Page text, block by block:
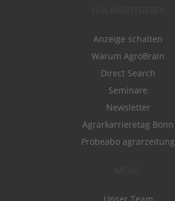
Anzeige schalten
Warum AgroBrain
Direct Search
Seminare
Newsletter
Agrarkarrieretag Bonn
Probeabo agrarzeitung